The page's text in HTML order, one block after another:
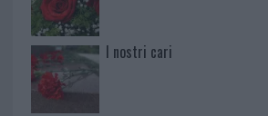
I nostri cari